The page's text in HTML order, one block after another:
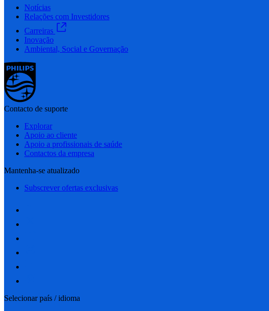
Notícias
Relações com Investidores
Carreiras
Inovação
Ambiental, Social e Governação
Contacto de suporte
Explorar
Apoio ao cliente
Apoio a profissionais de saúde
Contactos da empresa
Mantenha-se atualizado
Subscrever ofertas exclusivas
Selecionar país / idioma